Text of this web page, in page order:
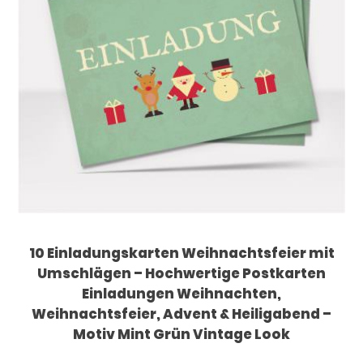
10 Einladungskarten Weihnachtsfeier mit
Umschlägen – Hochwertige Postkarten
Einladungen Weihnachten,
Weihnachtsfeier, Advent & Heiligabend –
Motiv Mint Grün Vintage Look